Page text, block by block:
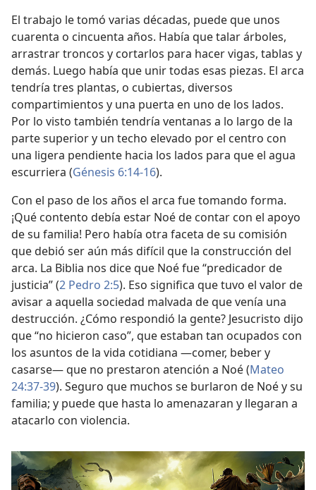
El trabajo le tomó varias décadas, puede que unos
cuarenta o cincuenta años. Había que talar árboles,
arrastrar troncos y cortarlos para hacer vigas, tablas y
demás. Luego había que unir todas esas piezas. El arca
tendría tres plantas, o cubiertas, diversos
compartimientos y una puerta en uno de los lados.
Por lo visto también tendría ventanas a lo largo de la
parte superior y un techo elevado por el centro con
una ligera pendiente hacia los lados para que el agua
escurriera (Génesis 6:14-16).
Con el paso de los años el arca fue tomando forma.
¡Qué contento debía estar Noé de contar con el apoyo
de su familia! Pero había otra faceta de su comisión
que debió ser aún más difícil que la construcción del
arca. La Biblia nos dice que Noé fue “predicador de
justicia” (2 Pedro 2:5). Eso significa que tuvo el valor de
avisar a aquella sociedad malvada de que venía una
destrucción. ¿Cómo respondió la gente? Jesucristo dijo
que “no hicieron caso”, que estaban tan ocupados con
los asuntos de la vida cotidiana —comer, beber y
casarse⁠— que no prestaron atención a Noé (Mateo
24:37-39). Seguro que muchos se burlaron de Noé y su
familia; y puede que hasta lo amenazaran y llegaran a
atacarlo con violencia.